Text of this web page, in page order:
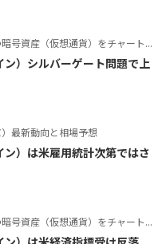
ビットコインなどの暗号資産（仮想通貨）をチャートで学ぶ
ン）シルバーゲート問題で上
最新動向と相場予想
ン）は米雇用統計次第ではさ
ビットコインなどの暗号資産（仮想通貨）をチャートで学ぶ